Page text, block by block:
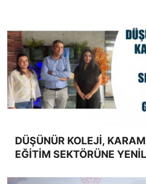
DÜŞÜNÜR KOLEJİ,
EĞİTİM SEKTÖRÜNE